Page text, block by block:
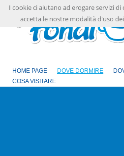
HOME PAGE DOVE DORMIRE
COSA VISITARE
I cookie ci aiutano ad erogare servizi
accetta le nostre modalità d'uso